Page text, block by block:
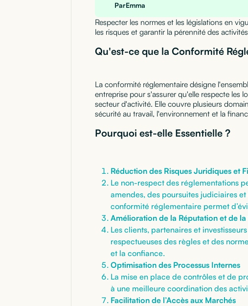
ParEmma
Respecter les normes et les législations en
les risques et garantir la pérennité des
Qu'est-ce que la Conformité
La conformité réglementaire désigne
entreprise pour s'assurer qu'elle respecte les
secteur d'activité. Elle couvre plusieurs
sécurité au travail, l'environnement et la
Pourquoi est-elle Essentielle ?
Réduction des Risques Juridiques et
Le non-respect des réglementations
amendes, des poursuites judiciaires
conformité réglementaire permet
Amélioration de la Réputation et de
Les clients, partenaires et
respectueuses des règles et des
et la confiance.
Optimisation des Processus Internes
La mise en place de contrôles et de
à une meilleure coordination des
Facilitation de l’Accès aux Marchés